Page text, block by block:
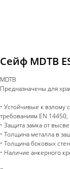
Сейф MDTB
MDTB
Предназначены для
• Устойчивые к взлому
требованиям EN 14450,
• Защита замка от
• Толщина металла в
• Толщина боковых
• Наличие анкерного